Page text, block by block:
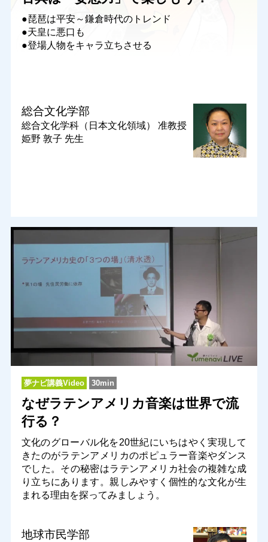
●琵琶は平安～鎌倉時代のトレンド
●天皇に悪口も
●登場人物をキャラ立ちさせる
総合文化学部
総合文化学科（日本文化領域） 准教授
姫野 敦子 先生
夢ナビ講義Video 30min
なぜラテンアメリカ音楽は世界で流
行る？
文化のグローバル化を20世紀にいちはやく実現して
きたのがラテンアメリカのポピュラー音楽やダンス
でした。その秘密はラテンアメリカ社会の複雑な成
り立ちにあります。親しみやすく個性的な文化が生
まれる理由を探ってみましょう。
地球市民学部